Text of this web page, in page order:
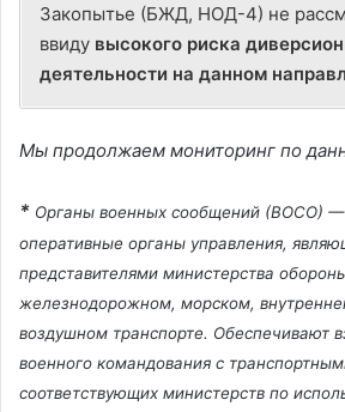
и
з
в
е
с
Закопытье (БЖД, НОД-4) не
ввиду высокого риска
деятельности на данном
Мы продолжаем мониторинг по
* Органы военных сообщений (ВОСО) —
оперативные органы управления,
представителями министерства
железнодорожном, морском,
воздушном транспорте. Обеспечивают
военного командования с
соответствующих министерств по